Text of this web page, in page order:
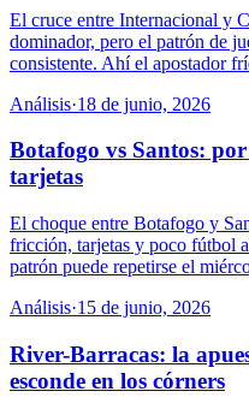
El cruce entre Internacional y
dominador, pero el patrón de
consistente. Ahí el apostador
Análisis·18 de junio, 2026
Botafogo vs Santos:
tarjetas
El choque entre Botafogo y
fricción, tarjetas y poco fútbol
patrón puede repetirse el
Análisis·15 de junio, 2026
River-Barracas: la
esconde en los córners